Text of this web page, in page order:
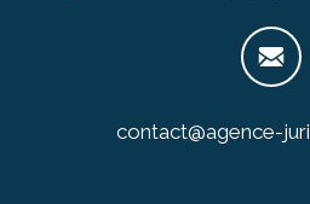
contact@agence-